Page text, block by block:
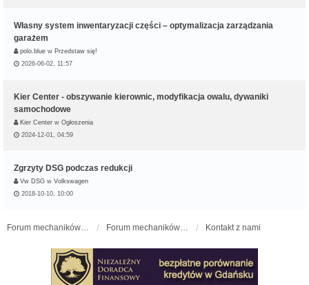
Własny system inwentaryzacji części – optymalizacja zarządzania
garażem
polo.blue w Przedstaw się!
2026-06-02, 11:57
Kier Center - obszywanie kierownic, modyfikacja owalu, dywaniki
samochodowe
Kier Center w Ogłoszenia
2024-12-01, 04:59
Zgrzyty DSG podczas redukcji
Vw DSG w Volkswagen
2018-10-10, 10:00
Forum mechaników samochodowych - forum-mechaniczne.pl Forum mechaników samochodowych Kontakt z nami